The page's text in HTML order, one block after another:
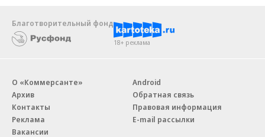
Благотворительный фонд
18+ реклама
О «Коммерсанте»
Архив
Контакты
Реклама
Вакансии
Android
Обратная связь
Правовая информация
E-mail рассылки